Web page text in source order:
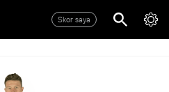
Skor saya